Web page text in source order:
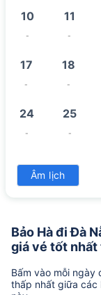
10
-
11
-
17
-
18
-
24
-
25
-
31
Âm lịch
Bảo Hà đi Đà
giá vé tốt
Bấm vào mỗi ngày
thấp nhất giữa các